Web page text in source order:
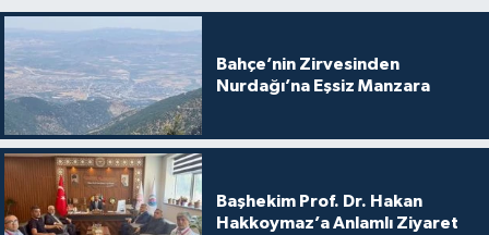
Bahçe’nin Zirvesinden
Nurdağı’na Eşsiz Manzara
Başhekim Prof. Dr. Hakan
Hakkoymaz’a Anlamlı Ziyaret